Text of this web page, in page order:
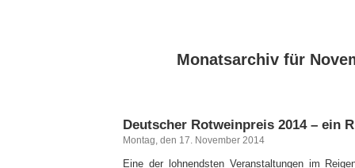
Monatsarchiv für
Deutscher Rotweinpreis 2014 – ein
Montag, den 17. November 2014
Eine der lohnendsten Veranstaltungen im